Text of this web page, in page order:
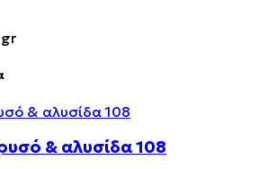
& αλυσίδα 108